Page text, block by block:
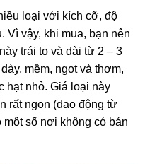
loại với kích cỡ, độ
Vì vậy, khi mua, bạn nên
trái to và dài từ 2 – 3
mềm, ngọt và thơm,
hạt nhỏ. Giá loại này
rất ngon (dao động từ
một số nơi không có bán